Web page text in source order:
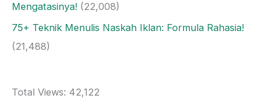
Mengatasinya! (22,008)
75+ Teknik Menulis Naskah Iklan: Formula Rahasia!
(21,488)
Total Views: 42,122